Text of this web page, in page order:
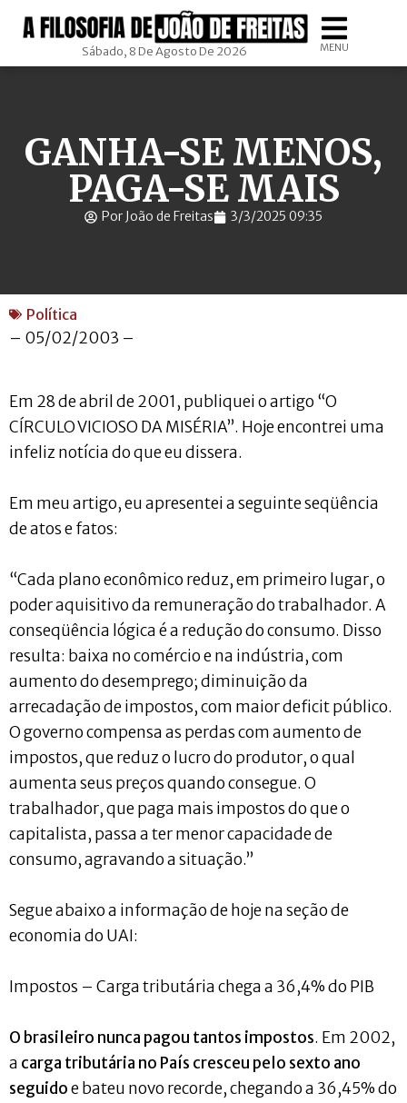
Sábado, 8 De Agosto De 2026 MENU
GANHA-SE MENOS,
PAGA-SE MAIS
Por João de Freitas 3/3/2025 09:35
Política
– 05/02/2003 –
Em 28 de abril de 2001, publiquei o artigo “O
CÍRCULO VICIOSO DA MISÉRIA”. Hoje encontrei uma
infeliz notícia do que eu dissera.
Em meu artigo, eu apresentei a seguinte seqüência
de atos e fatos:
“Cada plano econômico reduz, em primeiro lugar, o
poder aquisitivo da remuneração do trabalhador. A
conseqüência lógica é a redução do consumo. Disso
resulta: baixa no comércio e na indústria, com
aumento do desemprego; diminuição da
arrecadação de impostos, com maior deficit público.
O governo compensa as perdas com aumento de
impostos, que reduz o lucro do produtor, o qual
aumenta seus preços quando consegue. O
trabalhador, que paga mais impostos do que o
capitalista, passa a ter menor capacidade de
consumo, agravando a situação.”
Segue abaixo a informação de hoje na seção de
economia do UAI:
Impostos – Carga tributária chega a 36,4% do PIB
O brasileiro nunca pagou tantos impostos. Em 2002,
a carga tributária no País cresceu pelo sexto ano
seguidoe bateu novo recorde, chegando a 36,45% do